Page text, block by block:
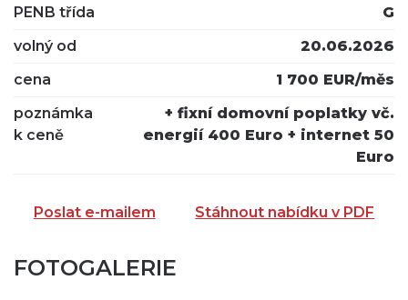
PENB třída
G
volný od
20.06.2026
cena
1 700 EUR/měs
poznámka
k ceně
+ fixní domovní poplatky vč.
energií 400 Euro + internet 50
Euro
Poslat e-mailem Stáhnout nabídku v PDF
FOTOGALERIE